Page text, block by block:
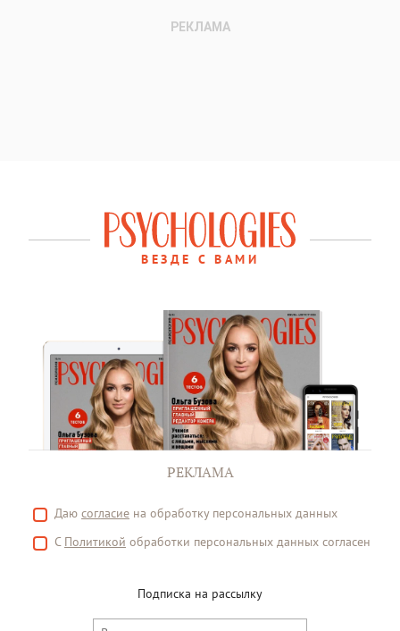
ВЕЗДЕ С ВАМИ
РЕКЛАМА
Даю согласие на обработку персональных данных
С Политикой обработки персональных данных согласен
Подписка на рассылку